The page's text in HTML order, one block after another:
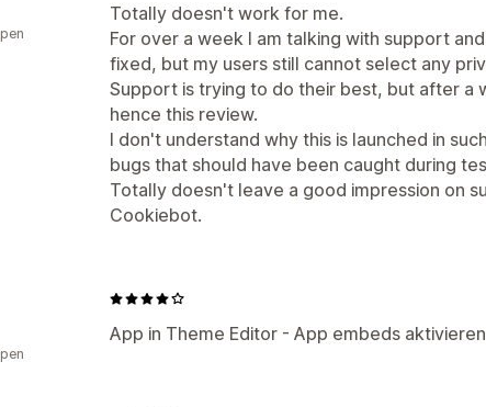
Totally doesn't work for me.
For over a week I am talking with support
fixed, but my users still cannot select any
Support is trying to do their best, but after a
hence this review.
I don't understand why this is launched in
bugs that should have been caught during
Totally doesn't leave a good impression on
Cookiebot.
App in Theme Editor - App embeds